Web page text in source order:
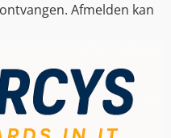
Afmelden kan